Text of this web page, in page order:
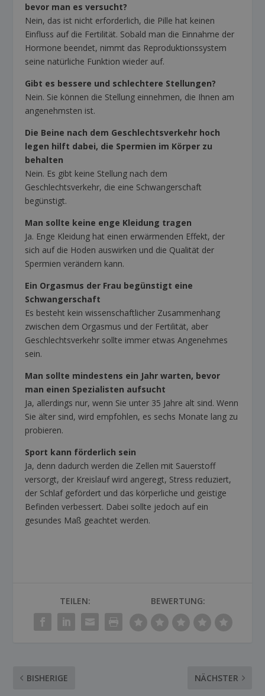
bevor man es versucht?
Nein, das ist nicht erforderlich, die Pille hat keinen
Einfluss auf die Fertilität. Sobald man die Einnahme der
Hormone beendet, nimmt das Reproduktionssystem
seine natürliche Funktion wieder auf.
Gibt es bessere und schlechtere Stellungen?
Nein. Sie können die Stellung einnehmen, die Ihnen am
angenehmsten ist.
Die Beine nach dem Geschlechtsverkehr hoch
legen hilft dabei, die Spermien im Körper zu
behalten
Nein. Es gibt keine Stellung nach dem
Geschlechtsverkehr, die eine Schwangerschaft
begünstigt.
Man sollte keine enge Kleidung tragen
Ja. Enge Kleidung hat einen erwärmenden Effekt, der
sich auf die Hoden auswirken und die Qualität der
Spermien verändern kann.
Ein Orgasmus der Frau begünstigt eine
Schwangerschaft
Es besteht kein wissenschaftlicher Zusammenhang
zwischen dem Orgasmus und der Fertilität, aber
Geschlechtsverkehr sollte immer etwas Angenehmes
sein.
Man sollte mindestens ein Jahr warten, bevor
man einen Spezialisten aufsucht
Ja, allerdings nur, wenn Sie unter 35 Jahre alt sind. Wenn
Sie älter sind, wird empfohlen, es sechs Monate lang zu
probieren.
Sport kann förderlich sein
Ja, denn dadurch werden die Zellen mit Sauerstoff
versorgt, der Kreislauf wird angeregt, Stress reduziert,
der Schlaf gefördert und das körperliche und geistige
Befinden verbessert. Dabei sollte jedoch auf ein
gesundes Maß geachtet werden.
TEILEN: BEWERTUNG:
BISHERIGE NÄCHSTER